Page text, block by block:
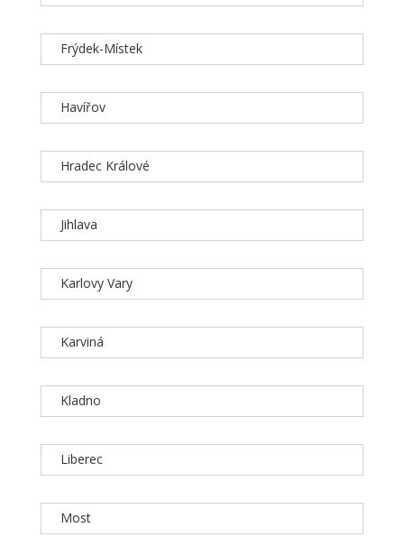
Frýdek-Místek
Havířov
Hradec Králové
Jihlava
Karlovy Vary
Karviná
Kladno
Liberec
Most